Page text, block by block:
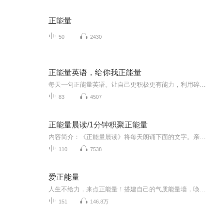
正能量
50 2430
正能量英语，给你我正能量
83 4507
正能量晨读/1分钟积聚正能量
110 7538
爱正能量
151 146.8万